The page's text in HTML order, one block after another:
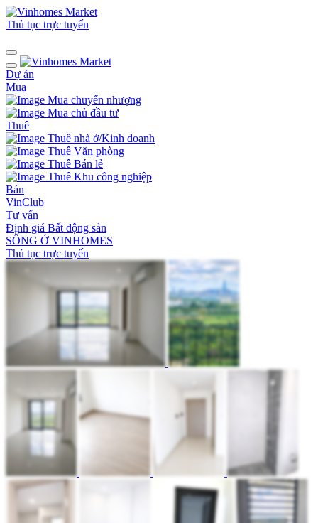
Thủ tục trực tuyến
Dự án
Mua
Mua chuyển nhượng
Mua chủ đầu tư
Thuê
Thuê nhà ở/Kinh doanh
Thuê Văn phòng
Thuê Bán lẻ
Thuê Khu công nghiệp
Bán
VinClub
Tư vấn
Định giá Bất động sản
SỐNG Ở VINHOMES
Thủ tục trực tuyến